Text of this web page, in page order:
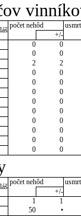
počet nehôd
+/-
0
0
0
0
2
2
0
0
0
0
0
0
0
0
0
0
0
0
0
0
0
0
0 0
počet nehôd
+/-
1
1
50 •